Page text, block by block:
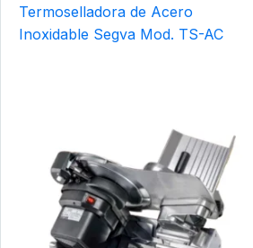
Termoselladora de Acero
Inoxidable Segva Mod. TS-AC